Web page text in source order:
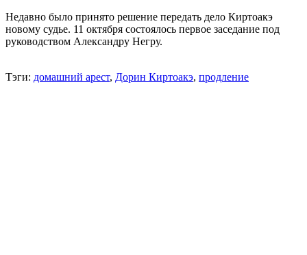
Недавно было принято решение передать дело Киртоакэ
новому судье. 11 октября состоялось первое заседание под
руководством Александру Негру.
Тэги: домашний арест, Дорин Киртоакэ, продление